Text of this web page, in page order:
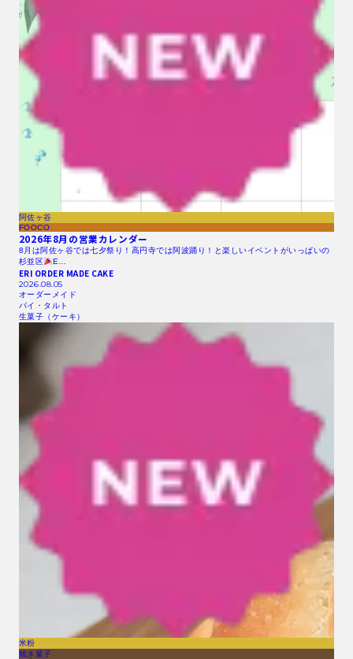
阿佐ヶ谷
FOOCO
2026年8月の営業カレンダー
8月は阿佐ヶ谷では七夕祭り！高円寺では阿波踊り！と楽しいイベントがいっぱいの
杉並区
E…
ERI ORDER MADE CAKE
2026.08.05
オーダーメイド
パイ・タルト
生菓子（ケーキ）
米粉
焼き菓子